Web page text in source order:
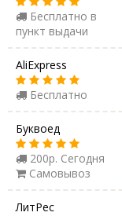
Бесплатно в
пункт выдачи
AliExpress
Бесплатно
Буквоед
200р. Сегодня
Самовывоз
ЛитРес